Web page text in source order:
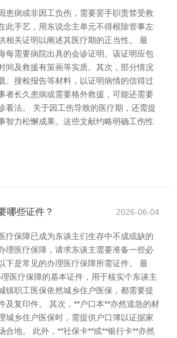
患病或非因工负伤，需要罢手职责禁受救
此手艺，用东说念主单元不得根除管事左
相关证明以阐述其医疗期的正当性。 最
每需要病院出具的会诊证明。该证明应包
间及救援有策画等实质。其次，部分情况
、搜检报告等材料，以证明病情的信得过
者长久患病或需要格外救援，可能还需要
看法。 关于因工伤导致的医疗期，还需提
智力松懈成果。这些文献约略明确工伤性
哪些证件？ 2026-06-04
疗保障已成为东谈主们生存中不成或缺的
理医疗保障，请求东谈主需要准备一些必
下是常见的办理医疗保障所需证件。 最
医疗保障的基本证件，用于核实个东谈主
镇职工医保依然城乡住户医保，都需要提
及复印件。 其次，**户口本**亦然遑急的材
城乡住户医保时，需提供户口簿以证据家
合地。 此外，**社保卡**或**银行卡**亦然